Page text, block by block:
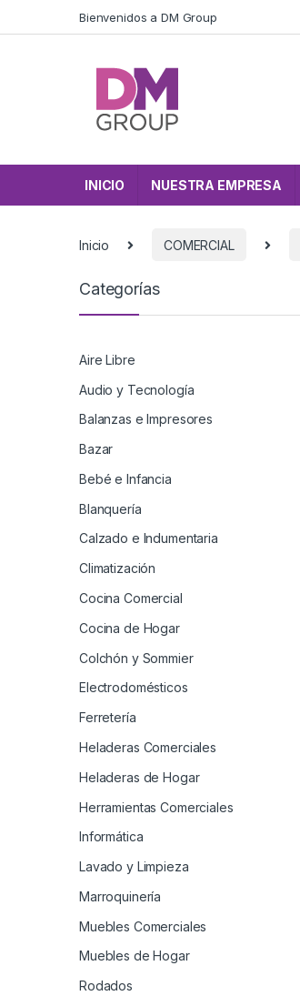
Bienvenidos a DM Group
INICIO NUESTRA EMPRESA
Inicio COMERCIAL
Categorías
Aire Libre
Audio y Tecnología
Balanzas e Impresores
Bazar
Bebé e Infancia
Blanquería
Calzado e Indumentaria
Climatización
Cocina Comercial
Cocina de Hogar
Colchón y Sommier
Electrodomésticos
Ferretería
Heladeras Comerciales
Heladeras de Hogar
Herramientas Comerciales
Informática
Lavado y Limpieza
Marroquinería
Muebles Comerciales
Muebles de Hogar
Rodados